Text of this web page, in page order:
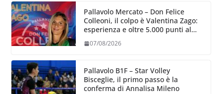
Pallavolo Mercato – Don Felice
Colleoni, il colpo è Valentina Zago:
esperienza e oltre 5.000 punti al
07/08/2026
Pallavolo B1F – Star Volley
Bisceglie, il primo passo è la
conferma di Annalisa Mileno